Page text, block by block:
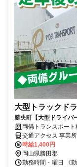
大型トラックド
勝央町【大型ドライバ
未経験歓迎！60代まで
両備トランスポー
交通アクセス 事業
時給1,400円
岡山県勝田郡
勤務時間・曜日 《